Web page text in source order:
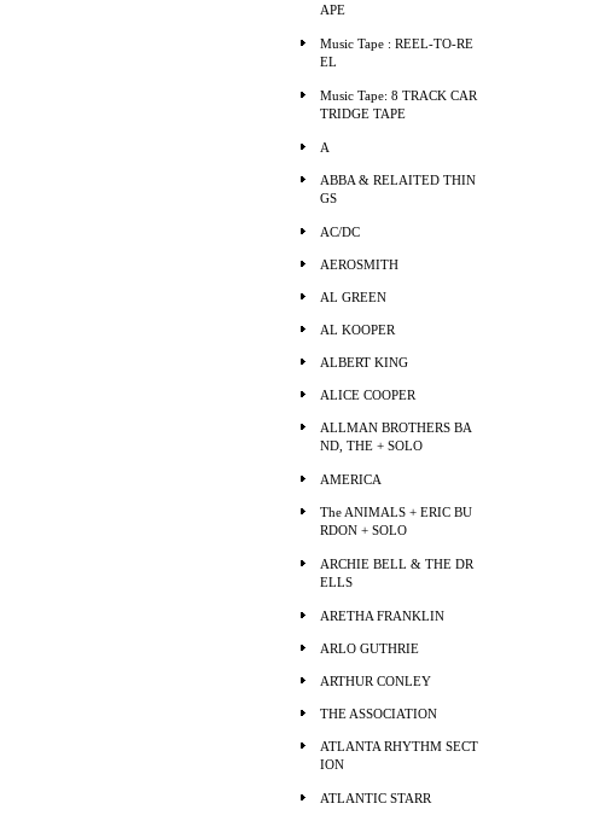
APE
Music Tape : REEL-TO-RE
EL
Music Tape: 8 TRACK CAR
TRIDGE TAPE
A
ABBA & RELAITED THIN
GS
AC/DC
AEROSMITH
AL GREEN
AL KOOPER
ALBERT KING
ALICE COOPER
ALLMAN BROTHERS BA
ND, THE + SOLO
AMERICA
The ANIMALS + ERIC BU
RDON + SOLO
ARCHIE BELL & THE DR
ELLS
ARETHA FRANKLIN
ARLO GUTHRIE
ARTHUR CONLEY
THE ASSOCIATION
ATLANTA RHYTHM SECT
ION
ATLANTIC STARR